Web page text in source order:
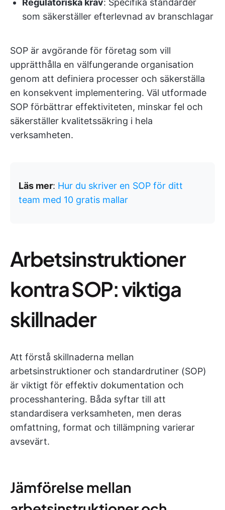
Regulatoriska krav: Specifika standarder
som säkerställer efterlevnad av branschlagar
SOP är avgörande för företag som vill
upprätthålla en välfungerande organisation
genom att definiera processer och säkerställa
en konsekvent implementering. Väl utformade
SOP förbättrar effektiviteten, minskar fel och
säkerställer kvalitetssäkring i hela
verksamheten.
Läs mer: Hur du skriver en SOP för ditt
team med 10 gratis mallar
Arbetsinstruktioner
kontra SOP: viktiga
skillnader
Att förstå skillnaderna mellan
arbetsinstruktioner och standardrutiner (SOP)
är viktigt för effektiv dokumentation och
processhantering. Båda syftar till att
standardisera verksamheten, men deras
omfattning, format och tillämpning varierar
avsevärt.
Jämförelse mellan